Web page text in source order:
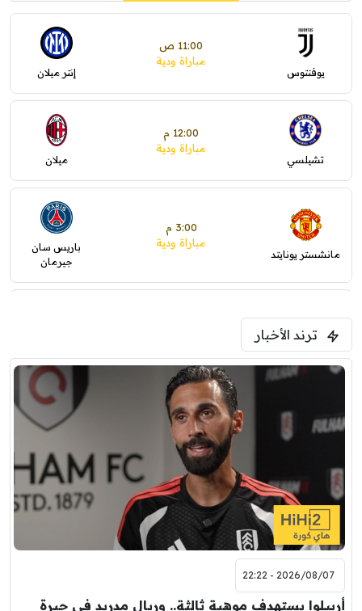
يوفنتوس
11:00 ص
مباراة ودية
إنتر ميلان
تشيلسي
12:00 م
مباراة ودية
ميلان
مانشستر يونايتد
3:00 م
مباراة ودية
باريس سان
جيرمان
فرينتسفاروشي
برشلونة
7:00 م
مباراة ودية
اودينيزي
8:00 م
مباراة ودية
ترند الأخبار
2026/08/07 - 22:22
أربيلوا يستهدف موهبة ثالثة.. وريال مدريد في حيرة